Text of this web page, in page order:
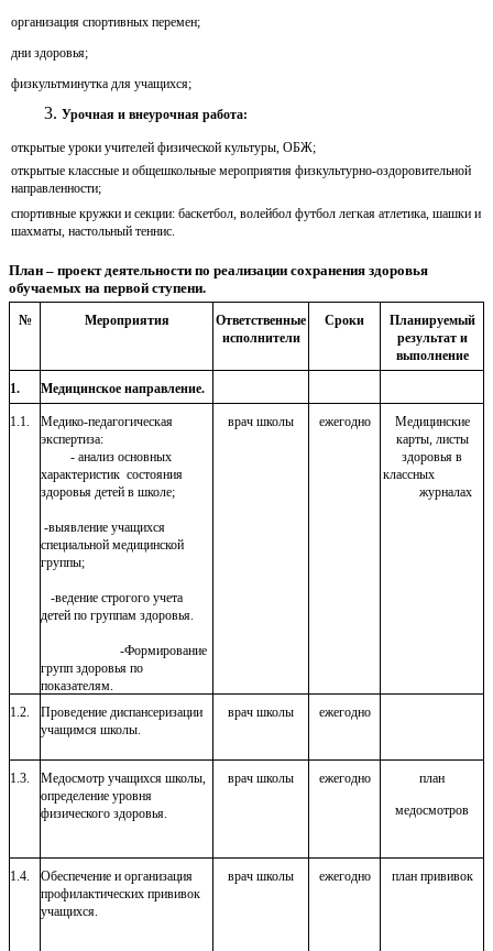
организация спортивных перемен;
дни здоровья;
физкультминутка для учащихся;
Урочная и внеурочная работа:
открытые уроки учителей физической культуры, ОБЖ;
открытые классные и общешкольные мероприятия физкультурно-оздоровительной
направленности;
спортивные кружки и секции: баскетбол, волейбол футбол легкая атлетика, шашки и
шахматы, настольный теннис.
План – проект деятельности по реализации сохранения здоровья
обучаемых на первой ступени.
№ Мероприятия
Ответственные
исполнители
Сроки
Планируемый
результат и
выполнение
1. Медицинское направление.
1.1.
Медико-педагогическая
экспертиза:
- анализ основных
характеристик состояния
здоровья детей в школе;
-выявление учащихся
специальной медицинской
группы;
-ведение строгого учета
детей по группам здоровья.
-Формирование
групп здоровья по
показателям.
врач школы ежегодно
Медицинские
карты, листы
здоровья в
классных
журналах
1.2.
Проведение диспансеризации
учащимся школы.
врач школы ежегодно
1.3.
Медосмотр учащихся школы,
определение уровня
физического здоровья.
врач школы ежегодно план
медосмотров
1.4.
Обеспечение и организация
профилактических прививок
учащихся.
врач школы ежегодно план прививок